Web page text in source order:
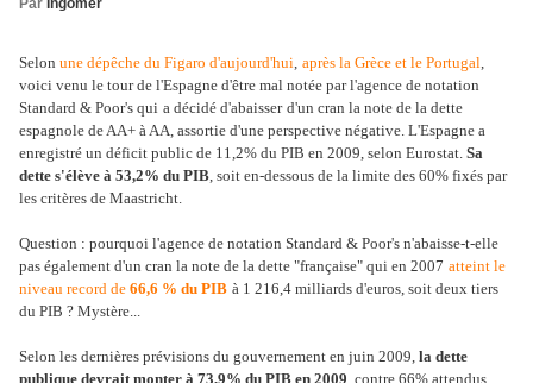
Par Ingomer
Selon une dépêche du Figaro d'aujourd'hui, après la Grèce et le Portugal,
voici venu le tour de l'Espagne d'être mal notée par l'agence de notation
Standard & Poor's qui a décidé d'abaisser d'un cran la note de la dette
espagnole de AA+ à AA, assortie d'une perspective négative. L'Espagne a
enregistré un déficit public de 11,2% du PIB en 2009, selon Eurostat. Sa
dette s'élève à 53,2% du PIB, soit en-dessous de la limite des 60% fixés par
les critères de Maastricht.
Question : pourquoi l'agence de notation Standard & Poor's n'abaisse-t-elle
pas également d'un cran la note de la dette "française" qui en 2007 atteint le
niveau record de 66,6 % du PIB à 1 216,4 milliards d'euros, soit deux tiers
du PIB ? Mystère...
Selon les dernières prévisions du gouvernement en juin 2009, la dette
publique devrait monter à 73,9% du PIB en 2009, contre 66% attendus